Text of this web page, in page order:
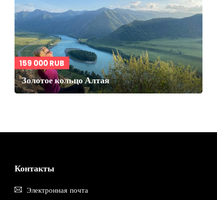
159 000 RUB
Золотое кольцо Алтая
Контакты
Электронная почта